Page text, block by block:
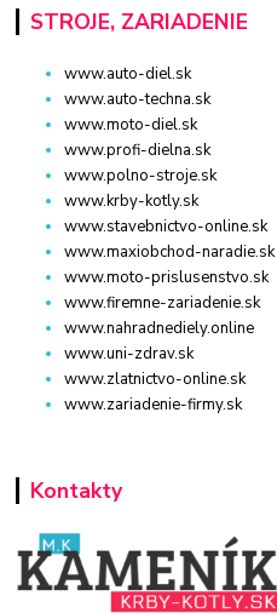
STROJE, ZARIADENIE
www.auto-diel.sk
www.auto-techna.sk
www.moto-diel.sk
www.profi-dielna.sk
www.polno-stroje.sk
www.krby-kotly.sk
www.stavebnictvo-online.sk
www.maxiobchod-naradie.sk
www.moto-prislusenstvo.sk
www.firemne-zariadenie.sk
www.nahradnediely.online
www.uni-zdrav.sk
www.zlatnictvo-online.sk
www.zariadenie-firmy.sk
Kontakty